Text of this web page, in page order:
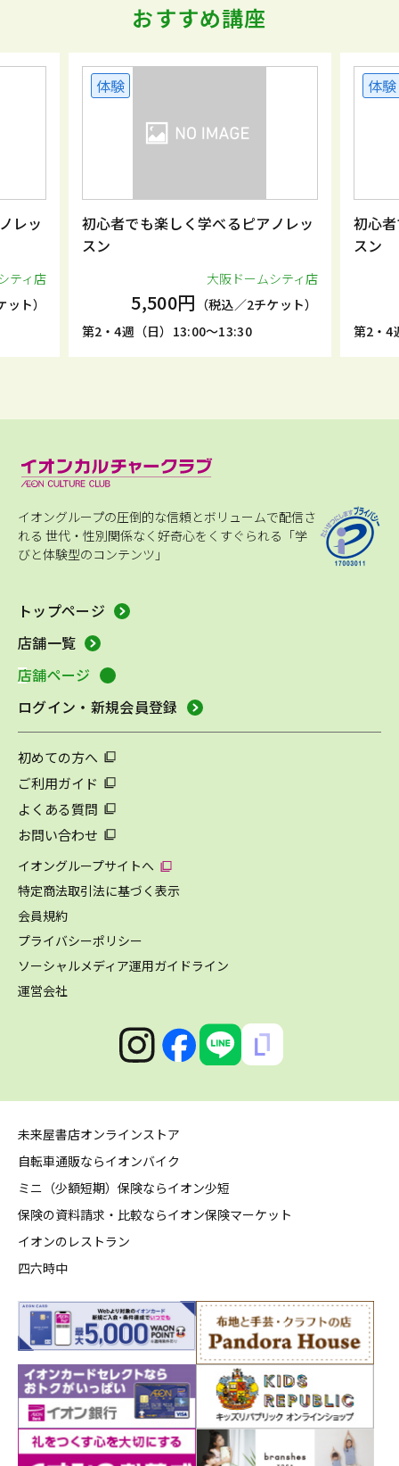
おすすめ講座
レッ
ティ店
ト）
体験
初心者でも楽しく学べるピアノレッ
スン
大阪ドームシティ店
5,500円 （税込／2チケット）
第2・4週（日）13:00～13:30
体験
初心
スン
第2・4
イオングループの圧倒的な信頼とボリュームで配信さ
れる 世代・性別関係なく好奇心をくすぐられる「学
びと体験型のコンテンツ」
トップページ
店舗一覧
店舗ページ
ログイン・新規会員登録
初めての方へ
ご利用ガイド
よくある質問
お問い合わせ
イオングループサイトへ
特定商法取引法に基づく表示
会員規約
プライバシーポリシー
ソーシャルメディア運用ガイドライン
運営会社
未来屋書店オンラインストア
自転車通販ならイオンバイク
ミニ（少額短期）保険ならイオン少短
保険の資料請求・比較ならイオン保険マーケット
イオンのレストラン
四六時中